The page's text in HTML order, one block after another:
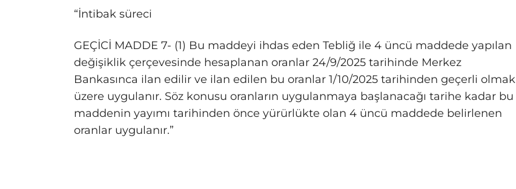
“İntibak süreci
GEÇİCİ MADDE 7- (1) Bu maddeyi ihdas eden Tebliğ ile 4 üncü maddede yapılan
değişiklik çerçevesinde hesaplanan oranlar 24/9/2025 tarihinde Merkez
Bankasınca ilan edilir ve ilan edilen bu oranlar 1/10/2025 tarihinden geçerli olmak
üzere uygulanır. Söz konusu oranların uygulanmaya başlanacağı tarihe kadar bu
maddenin yayımı tarihinden önce yürürlükte olan 4 üncü maddede belirlenen
oranlar uygulanır.”